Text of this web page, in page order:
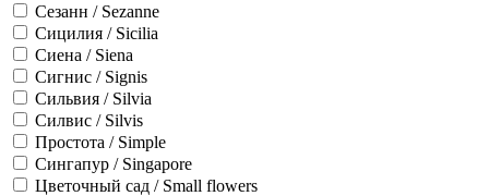
Сезанн / Sezanne
Сицилия / Sicilia
Сиена / Siena
Сигнис / Signis
Сильвия / Silvia
Силвис / Silvis
Простота / Simple
Сингапур / Singapore
Цветочный сад / Small flowers